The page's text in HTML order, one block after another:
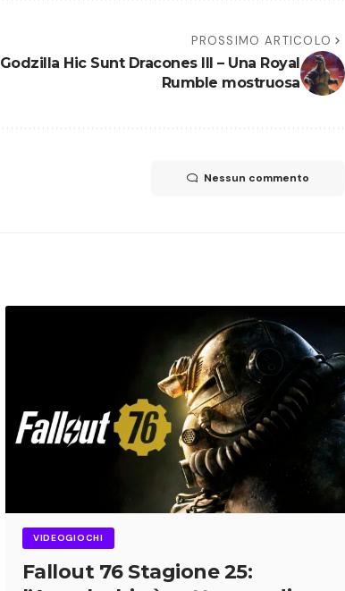
PROSSIMO ARTICOLO
Godzilla Hic Sunt Dracones III – Una Royal
Rumble mostruosa
Nessun commento
VIDEOGIOCHI
Fallout 76 Stagione 25: